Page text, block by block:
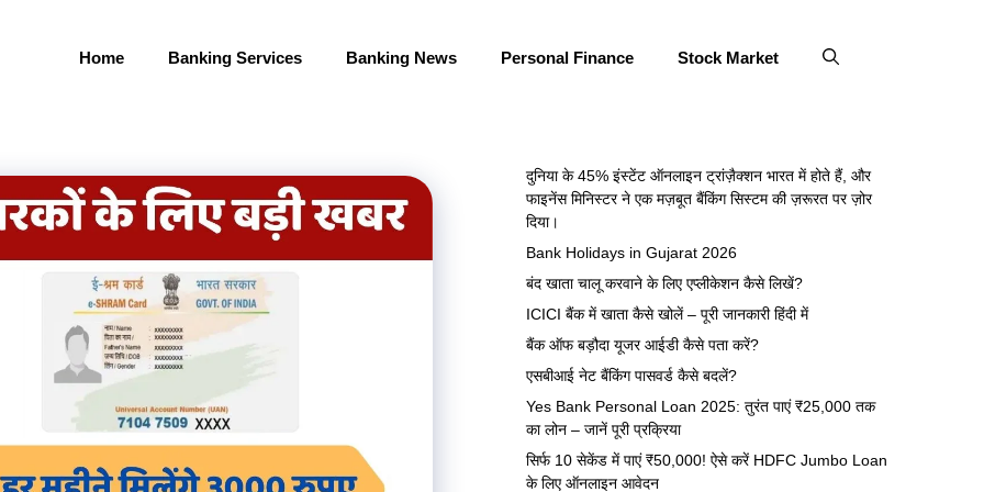
Home Banking Services Banking News Personal Finance Stock Market
दुनिया के 45% इंस्टेंट ऑनलाइन ट्रांज़ैक्शन भारत में होते हैं, और
फाइनेंस मिनिस्टर ने एक मज़बूत बैंकिंग सिस्टम की ज़रूरत पर ज़ोर
दिया।
Bank Holidays in Gujarat 2026
बंद खाता चालू करवाने के लिए एप्लीकेशन कैसे लिखें?
ICICI बैंक में खाता कैसे खोलें – पूरी जानकारी हिंदी में
बैंक ऑफ बड़ौदा यूजर आईडी कैसे पता करें?
एसबीआई नेट बैंकिंग पासवर्ड कैसे बदलें?
Yes Bank Personal Loan 2025: तुरंत पाएं ₹25,000 तक
का लोन – जानें पूरी प्रक्रिया
सिर्फ 10 सेकेंड में पाएं ₹50,000! ऐसे करें HDFC Jumbo Loan
के लिए ऑनलाइन आवेदन